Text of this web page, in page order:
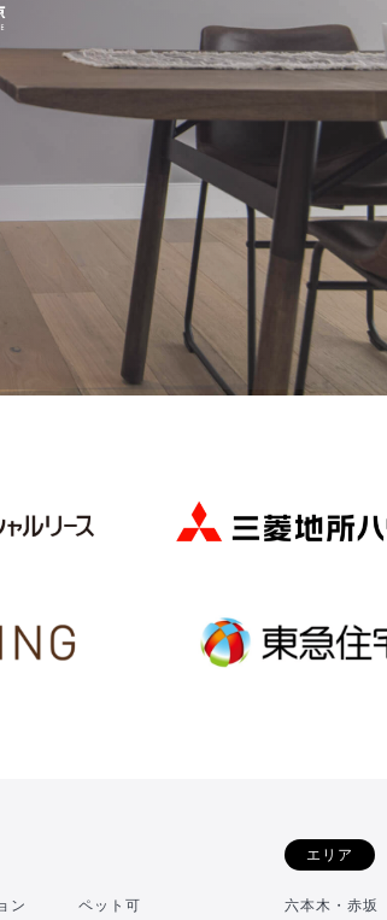
ン ペット可
エリア
六本木・赤坂